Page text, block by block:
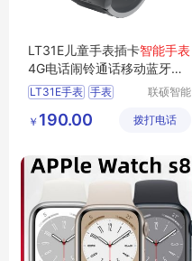
LT31E儿童手表插卡智能手表
4G电话闹铃通话移动蓝牙音
乐男女
LT31E手表 手表
4G手表
联硕智能
有限公司
￥ 190.00 拨打电话